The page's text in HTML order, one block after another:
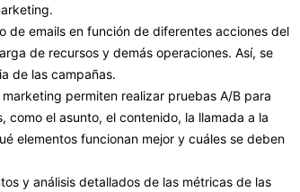
de emails en función de diferentes acciones del
de recursos y demás operaciones. Así, se
de las campañas.
permiten realizar pruebas A/B para
el asunto, el contenido, la llamada a la
elementos funcionan mejor y cuáles se deben
y análisis detallados de las métricas de las